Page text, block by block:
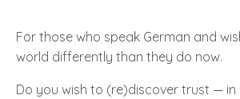
For those who speak German and
world differently than they do now.
Do you wish to (re)discover trust — in